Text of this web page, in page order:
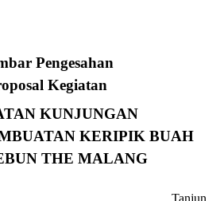
Pengesahan
Kegiatan
KUNJUNGAN
KERIPIK BUAH
THE MALANG